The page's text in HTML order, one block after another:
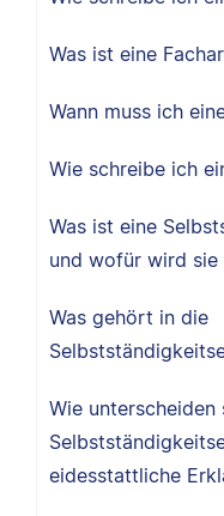
Was ist eine
Wann muss ich
Wie schreibe ich
Was ist eine
und wofür wird sie
Was gehört in die
Wie unterscheiden
eidesstattliche